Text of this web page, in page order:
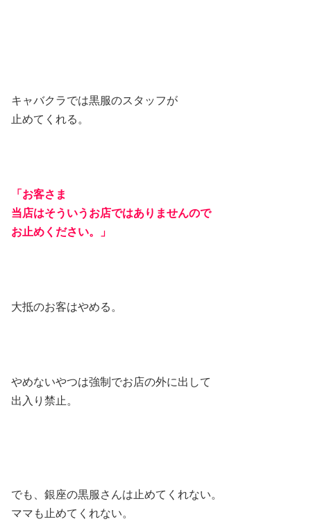
キャバクラでは黒服のスタッフが
止めてくれる。
「お客さま
当店はそういうお店ではありませんので
お止めください。」
大抵のお客はやめる。
やめないやつは強制でお店の外に出して
出入り禁止。
でも、銀座の黒服さんは止めてくれない。
ママも止めてくれない。